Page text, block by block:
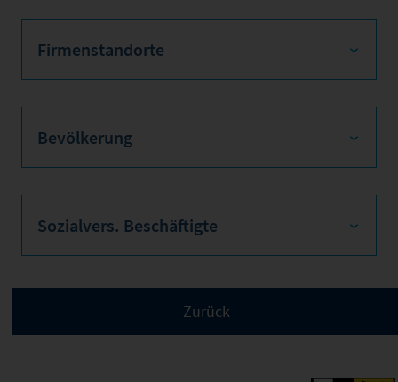
Firmenstandorte
Bevölkerung
Sozialvers. Beschäftigte